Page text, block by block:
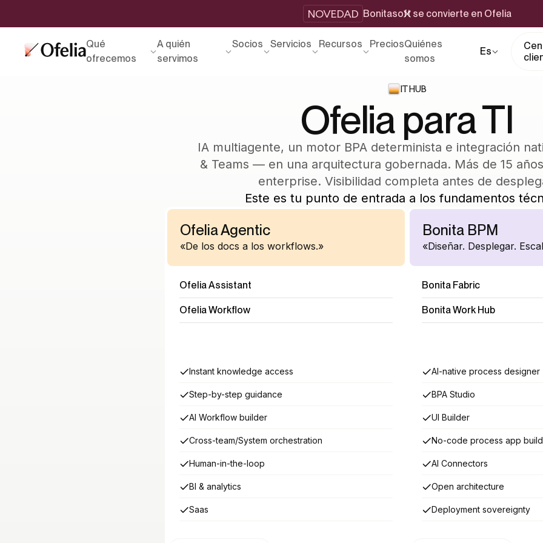
NOVEDAD Bonitasoft se convierte en Ofelia
Qué
ofrecemos
A quién
servimos
Socios Servicios Recursos PreciosQuiénes
somos
Es
IT HUB
Ofelia para TI
IA multiagente, un motor BPA determinista e integración
& Teams — en una arquitectura gobernada. Más de 15
enterprise. Visibilidad completa antes de
Este es tu punto de entrada a los fundamentos
Ofelia Agentic
«De los docs a los workflows.»
Ofelia Assistant
Ofelia Workflow
Instant knowledge access
Step-by-step guidance
AI Workflow builder
Cross-team/System orchestration
Human-in-the-loop
BI & analytics
Saas
Bonita BPM
«Diseñar. Desplegar.
Bonita Fabric
Bonita Work Hub
AI-native process designer
BPA Studio
UI Builder
No-code process app
AI Connectors
Open architecture
Deployment sovereignty